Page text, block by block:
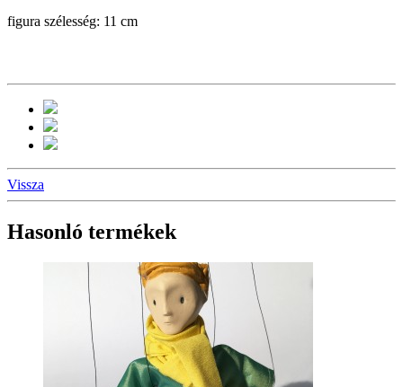
figura szélesség: 11 cm
Vissza
Hasonló termékek